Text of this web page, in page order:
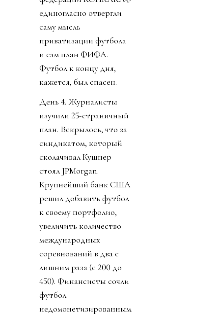
единогласно отвергли
саму мысль
приватизации футбола
и сам план ФИФА.
Футбол к концу дня,
кажется, был спасен.
День 4. Журналисты
изучили 25-страничный
план. Вскрылось, что за
синдикатом, который
сколачивал Кушнер
стоял JPMorgan.
Крупнейший банк США
решил добавить футбол
к своему портфолио,
увеличить количество
международных
соревнований в два с
лишним раза (с 200 до
450). Финансисты сочли
футбол
недомонетизированным.